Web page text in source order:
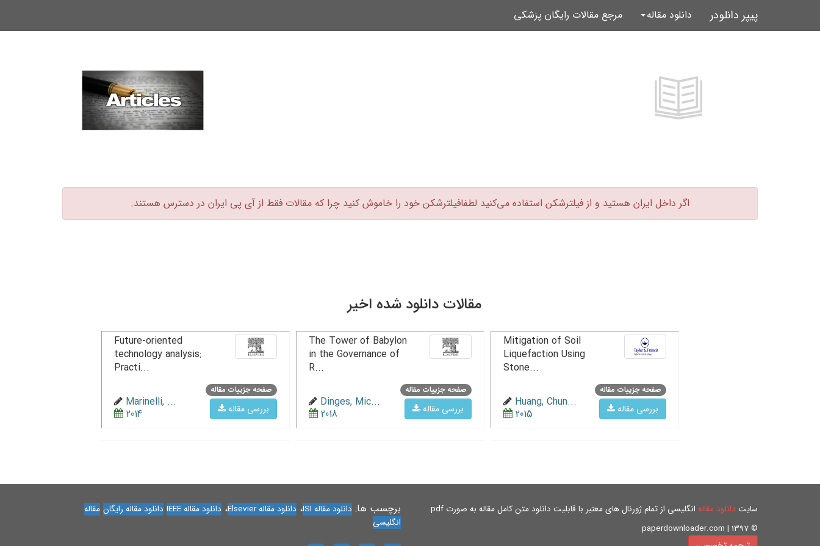
پیپر دانلودر دانلود مقاله مرجع مقالات رایگان پزشکی
اگر داخل ایران هستید و از فیلترشکن استفاده می‌کنید لطفافیلترشکن خود را خاموش کنید چرا که مقالات فقط از آی پی ایران در دسترس هستند.‏
مقالات دانلود شده اخیر
صفحه جزییات مقاله
بررسی مقاله
Mitigation of Soil
Liquefaction Using
Stone...
Huang, Chun...
2015
صفحه جزییات مقاله
بررسی مقاله
The Tower of Babylon
in the Governance of
R...
Dinges, Mic...
2018
صفحه جزییات مقاله
بررسی مقاله
Future-oriented
technology analysis:
Practi...
Marinelli, ...
2014
سایت دانلود مقاله انگلیسی از تمام ژورنال های معتبر با قابلیت دانلود متن کامل مقاله به صورت pdf
© paperdownloader.com | 1397
برچسب ها: دانلود مقاله ISI ، دانلود مقاله Elsevier ، دانلود مقاله IEEE دانلود مقاله رایگان مقاله
انگلیسی